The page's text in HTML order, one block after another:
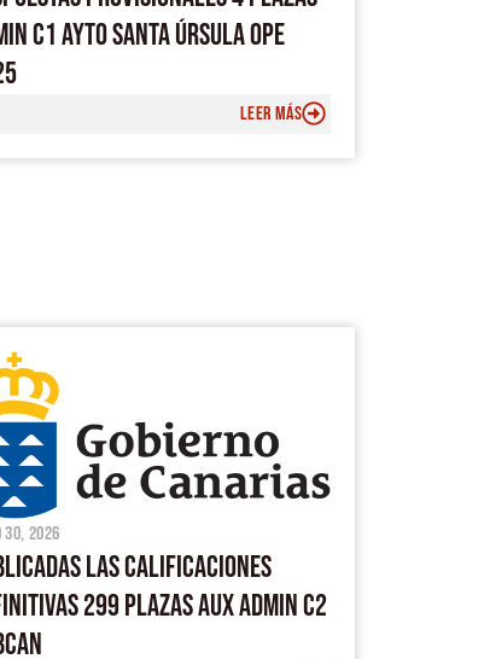
C1 AYTO SANTA ÚRSULA OPE
LEER MÁS
2026
LAS CALIFICACIONES
299 PLAZAS AUX ADMIN C2